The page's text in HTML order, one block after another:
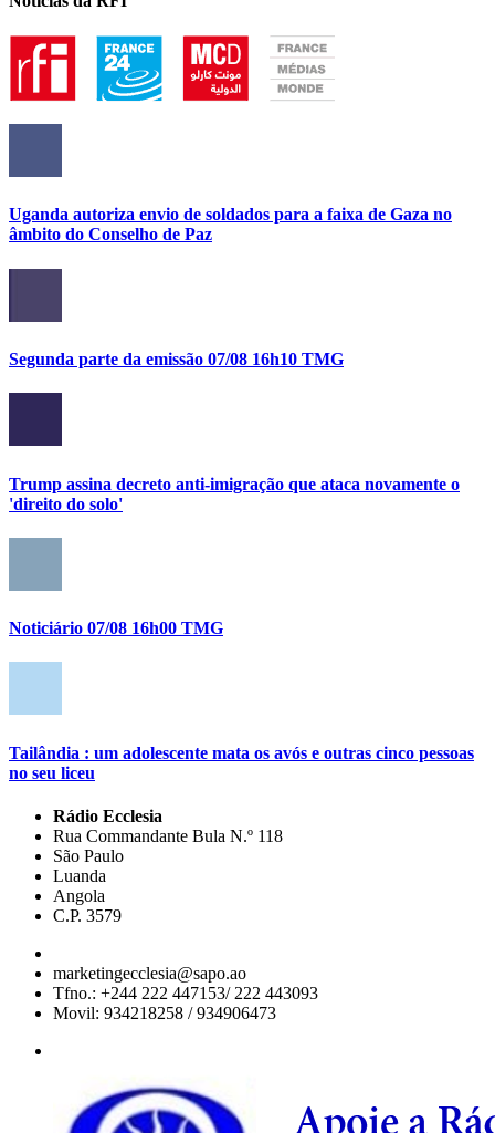
Uganda autoriza envio de soldados para a faixa de Gaza no
âmbito do Conselho de Paz
Segunda parte da emissão 07/08 16h10 TMG
Trump assina decreto anti-imigração que ataca novamente o
'direito do solo'
Noticiário 07/08 16h00 TMG
Tailândia : um adolescente mata os avós e outras cinco pessoas
no seu liceu
Rádio Ecclesia
Rua Commandante Bula N.º 118
São Paulo
Luanda
Angola
C.P. 3579
marketingecclesia@sapo.ao
Tfno.: +244 222 447153/ 222 443093
Movil: 934218258 / 934906473